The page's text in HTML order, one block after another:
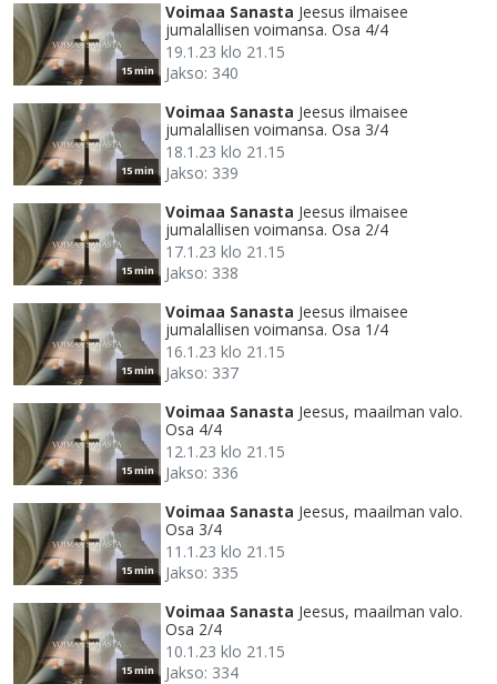
15 min
Voimaa Sanasta Jeesus ilmaisee
jumalallisen voimansa. Osa 4/4
19.1.23 klo 21.15
Jakso: 340
15 min
Voimaa Sanasta Jeesus ilmaisee
jumalallisen voimansa. Osa 3/4
18.1.23 klo 21.15
Jakso: 339
15 min
Voimaa Sanasta Jeesus ilmaisee
jumalallisen voimansa. Osa 2/4
17.1.23 klo 21.15
Jakso: 338
15 min
Voimaa Sanasta Jeesus ilmaisee
jumalallisen voimansa. Osa 1/4
16.1.23 klo 21.15
Jakso: 337
15 min
Voimaa Sanasta Jeesus, maailman valo.
Osa 4/4
12.1.23 klo 21.15
Jakso: 336
15 min
Voimaa Sanasta Jeesus, maailman valo.
Osa 3/4
11.1.23 klo 21.15
Jakso: 335
15 min
Voimaa Sanasta Jeesus, maailman valo.
Osa 2/4
10.1.23 klo 21.15
Jakso: 334